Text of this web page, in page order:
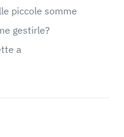
piccole somme
gestirle?
a